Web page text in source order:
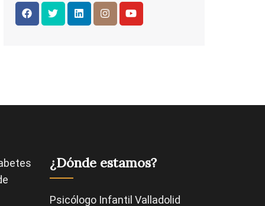
¿Dónde estamos?
Psicólogo Infantil Valladolid